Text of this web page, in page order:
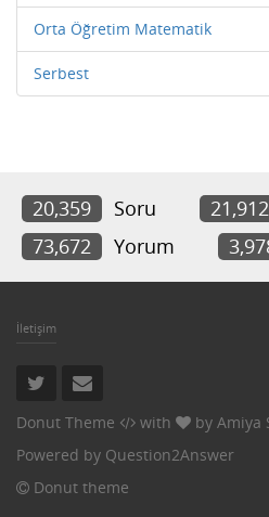
Orta Öğretim Matematik
Serbest
20,359 Soru 21,912
73,672
Yorum
İletişim
Donut Theme with by Amiya
Powered by Question2Answer
Donut theme